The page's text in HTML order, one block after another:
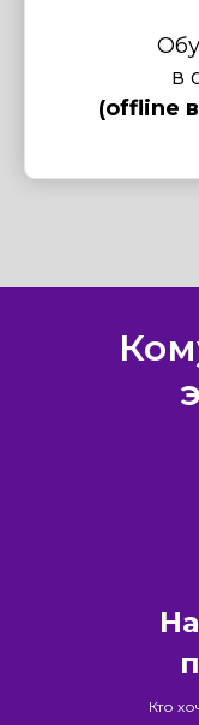
в
(offline
Кто